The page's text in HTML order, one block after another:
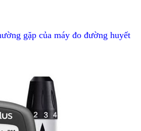
gặp của máy đo đường huyết